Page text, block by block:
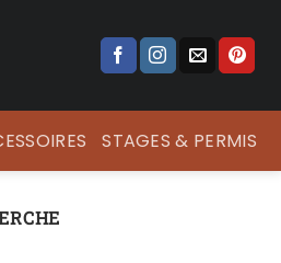
STAGES & PERMIS